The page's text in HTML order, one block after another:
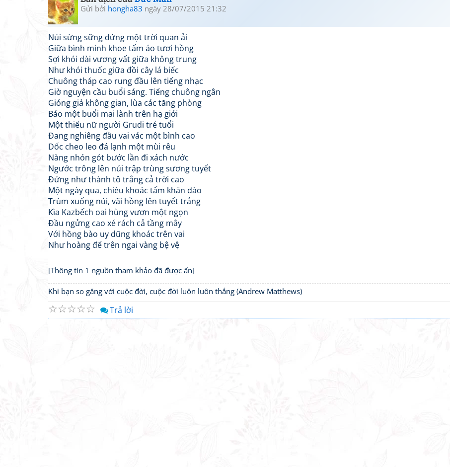
Gửi bởi hongha83 ngày 28/07/2015 21:32
Núi sừng sững đứng một trời quan ải
Giữa bình minh khoe tấm áo tươi hồng
Sợi khói dài vương vất giữa không trung
Như khói thuốc giữa đồi cây lá biếc
Chuông tháp cao rung đầu lên tiếng nhạc
Giờ nguyện cầu buổi sáng. Tiếng chuông ngân
Gióng giả không gian, lùa các tăng phòng
Báo một buổi mai lành trên hạ giới
Một thiếu nữ người Grudi trẻ tuổi
Đang nghiêng đầu vai vác một bình cao
Dốc cheo leo đá lạnh một mùi rêu
Nàng nhón gót bước lần đi xách nước
Ngước trông lên núi trập trùng sương tuyết
Đứng như thành tô trắng cả trời cao
Một ngày qua, chièu khoác tấm khăn đào
Trùm xuống núi, vãi hồng lên tuyết trắng
Kìa Kazbếch oai hùng vươn một ngọn
Đầu ngửng cao xé rách cả tầng mây
Với hồng bào uy dũng khoác trên vai
Như hoàng đế trên ngai vàng bệ vệ
[Thông tin 1 nguồn tham khảo đã được ẩn]
Khi bạn so găng với cuộc đời, cuộc đời luôn luôn thắng (Andrew Matthews)
☆
☆
☆
☆
☆ Trả lời